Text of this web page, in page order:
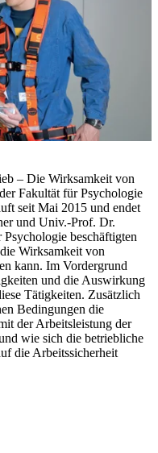
– Die Wirksamkeit von
Fakultät für Psychologie
seit Mai 2015 und endet
und Univ.-Prof. Dr.
beschäftigten
Wirksamkeit von
kann. Im Vordergrund
und die Auswirkung
Tätigkeiten. Zusätzlich
Bedingungen die
der Arbeitsleistung der
wie sich die betriebliche
die Arbeitssicherheit